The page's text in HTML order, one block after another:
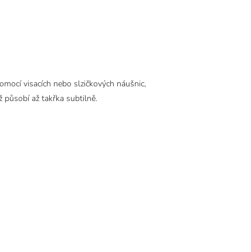
visacích nebo slzičkových náušnic,
působí až takřka subtilně.